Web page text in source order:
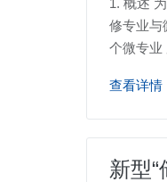
1. 概述
修专业与
查看详情
新型“